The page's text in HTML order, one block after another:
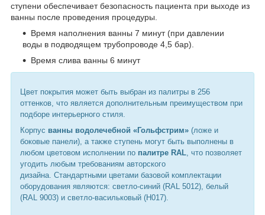
ступени обеспечивает безопасность пациента при выходе из
ванны после проведения процедуры.
Время наполнения ванны 7 минут (при давлении
воды в подводящем трубопроводе 4,5 бар).
Время слива ванны 6 минут
Цвет покрытия может быть выбран из палитры в 256
оттенков, что является дополнительным преимуществом при
подборе интерьерного стиля.
Корпус ванны водолечебной «Гольфстрим» (ложе и
боковые панели), а также ступень могут быть выполнены в
любом цветовом исполнении по палитре RAL , что позволяет
угодить любым требованиям авторского
дизайна. Стандартными цветами базовой комплектации
оборудования являются: светло-синий (RAL 5012), белый
(RAL 9003) и светло-васильковый (Н017).